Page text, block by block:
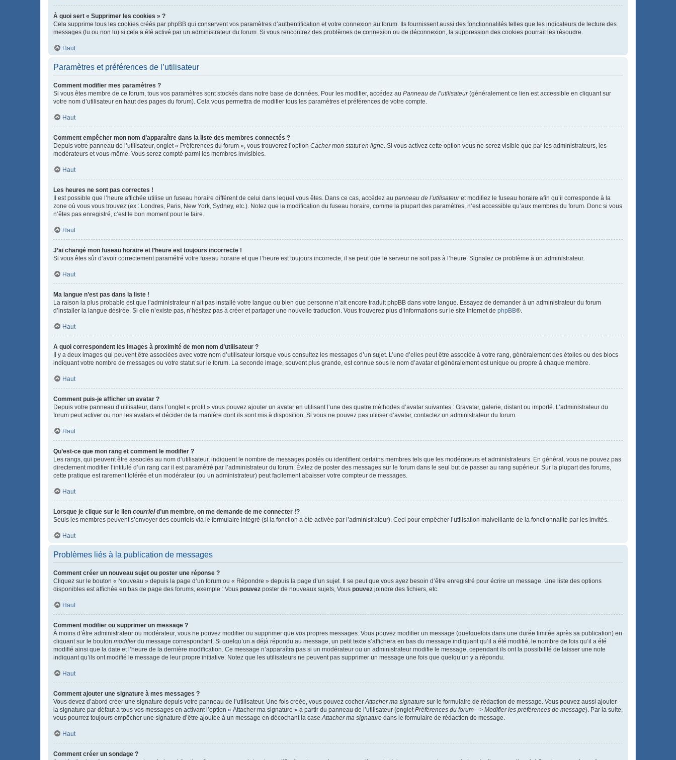
À quoi sert « Supprimer les cookies » ?
Cela supprime tous les cookies créés par phpBB qui conservent vos paramètres d’authentification et votre connexion au forum. Ils fournissent aussi des fonctionnalités telles que les indicateurs de lecture des
messages (lu ou non lu) si cela a été activé par un administrateur du forum. Si vous rencontrez des problèmes de connexion ou de déconnexion, la suppression des cookies pourrait les résoudre.
Haut
Paramètres et préférences de l’utilisateur
Comment modifier mes paramètres ?
Si vous êtes membre de ce forum, tous vos paramètres sont stockés dans notre base de données. Pour les modifier, accédez au Panneau de l’utilisateur(généralement ce lien est accessible en cliquant sur
votre nom d’utilisateur en haut des pages du forum). Cela vous permettra de modifier tous les paramètres et préférences de votre compte.
Haut
Comment empêcher mon nom d’apparaître dans la liste des membres connectés ?
Depuis votre panneau de l’utilisateur, onglet « Préférences du forum », vous trouverez l’option Cacher mon statut en ligne. Si vous activez cette option vous ne serez visible que par les administrateurs, les
modérateurs et vous-même. Vous serez compté parmi les membres invisibles.
Haut
Les heures ne sont pas correctes !
Il est possible que l’heure affichée utilise un fuseau horaire différent de celui dans lequel vous êtes. Dans ce cas, accédez au panneau de l’utilisateuret modifiez le fuseau horaire afin qu’il corresponde à la
zone où vous vous trouvez (ex : Londres, Paris, New York, Sydney, etc.). Notez que la modification du fuseau horaire, comme la plupart des paramètres, n’est accessible qu’aux membres du forum. Donc si vous
n’êtes pas enregistré, c’est le bon moment pour le faire.
Haut
J’ai changé mon fuseau horaire et l’heure est toujours incorrecte !
Si vous êtes sûr d’avoir correctement paramétré votre fuseau horaire et que l’heure est toujours incorrecte, il se peut que le serveur ne soit pas à l’heure. Signalez ce problème à un administrateur.
Haut
Ma langue n’est pas dans la liste !
La raison la plus probable est que l’administrateur n’ait pas installé votre langue ou bien que personne n’ait encore traduit phpBB dans votre langue. Essayez de demander à un administrateur du forum
d’installer la langue désirée. Si elle n’existe pas, n’hésitez pas à créer et partager une nouvelle traduction. Vous trouverez plus d’informations sur le site Internet de phpBB®.
Haut
A quoi correspondent les images à proximité de mon nom d’utilisateur ?
Il y a deux images qui peuvent être associées avec votre nom d’utilisateur lorsque vous consultez les messages d’un sujet. L’une d’elles peut être associée à votre rang, généralement des étoiles ou des blocs
indiquant votre nombre de messages ou votre statut sur le forum. La seconde image, souvent plus grande, est connue sous le nom d’avatar et généralement est unique ou propre à chaque membre.
Haut
Comment puis-je afficher un avatar ?
Depuis votre panneau d’utilisateur, dans l’onglet « profil » vous pouvez ajouter un avatar en utilisant l’une des quatre méthodes d’avatar suivantes : Gravatar, galerie, distant ou importé. L’administrateur du
forum peut activer ou non les avatars et décider de la manière dont ils sont mis à disposition. Si vous ne pouvez pas utiliser d’avatar, contactez un administrateur du forum.
Haut
Qu’est-ce que mon rang et comment le modifier ?
Les rangs, qui peuvent être associés au nom d’utilisateur, indiquent le nombre de messages postés ou identifient certains membres tels que les modérateurs et administrateurs. En général, vous ne pouvez pas
directement modifier l’intitulé d’un rang car il est paramétré par l’administrateur du forum. Évitez de poster des messages sur le forum dans le seul but de passer au rang supérieur. Sur la plupart des forums,
cette pratique est rarement tolérée et un modérateur (ou un administrateur) peut facilement abaisser votre compteur de messages.
Haut
Lorsque je clique sur le lien courrield’un membre, on me demande de me connecter !?
Seuls les membres peuvent s’envoyer des courriels via le formulaire intégré (si la fonction a été activée par l’administrateur). Ceci pour empêcher l’utilisation malveillante de la fonctionnalité par les invités.
Haut
Problèmes liés à la publication de messages
Comment créer un nouveau sujet ou poster une réponse ?
Cliquez sur le bouton « Nouveau » depuis la page d’un forum ou « Répondre » depuis la page d’un sujet. Il se peut que vous ayez besoin d’être enregistré pour écrire un message. Une liste des options
disponibles est affichée en bas de page des forums, exemple : Vous pouvez poster de nouveaux sujets, Vous pouvez joindre des fichiers, etc.
Haut
Comment modifier ou supprimer un message ?
À moins d’être administrateur ou modérateur, vous ne pouvez modifier ou supprimer que vos propres messages. Vous pouvez modifier un message (quelquefois dans une durée limitée après sa publication) en
cliquant sur le bouton modifierdu message correspondant. Si quelqu’un a déjà répondu au message, un petit texte s’affichera en bas du message indiquant qu’il a été modifié, le nombre de fois qu’il a été
modifié ainsi que la date et l’heure de la dernière modification. Ce message n’apparaîtra pas si un modérateur ou un administrateur modifie le message, cependant ils ont la possibilité de laisser une note
indiquant qu’ils ont modifié le message de leur propre initiative. Notez que les utilisateurs ne peuvent pas supprimer un message une fois que quelqu’un y a répondu.
Haut
Comment ajouter une signature à mes messages ?
Vous devez d’abord créer une signature depuis votre panneau de l’utilisateur. Une fois créée, vous pouvez cocherAttacher ma signature sur le formulaire de rédaction de message. Vous pouvez aussi ajouter
la signature par défaut à tous vos messages en activant l’option « Attacher ma signature » à partir du panneau de l’utilisateur (ongletPréférences du forum --> Modifier les préférences de message). Par la suite,
vous pourrez toujours empêcher une signature d’être ajoutée à un message en décochant la caseAttacher ma signature dans le formulaire de rédaction de message.
Haut
Comment créer un sondage ?